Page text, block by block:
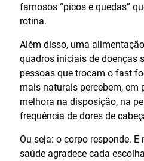
famosos “picos e quedas”
rotina.
Além disso, uma
quadros iniciais de doenças
pessoas que trocam o fast
mais naturais percebem, em
melhora na disposição, na
frequência de dores de
Ou seja: o corpo responde. E
saúde agradece cada